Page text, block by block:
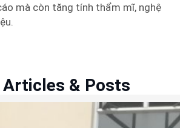
mà còn tăng tính thẩm mĩ, nghệ
Articles & Posts